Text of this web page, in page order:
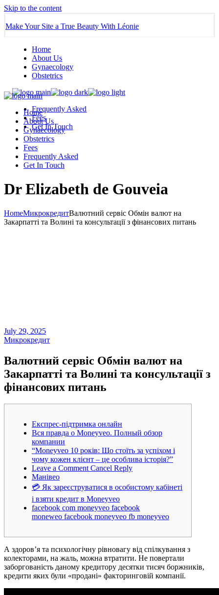
Skip to the content
Make Your Site a True Beauty With Léonie
Home
About Us
Gynaecology
Obstetrics
Frequently Asked
Fees
Get In Touch
Home
About Us
Gynaecology
Obstetrics
Fees
Frequently Asked
Get In Touch
Dr Elizabeth de Gouveia
HomeМикрокредитВалютний сервіс Обмін валют на
Закарпатті та Волині та консультації з фінансових питань
July 29, 2025
Микрокредит
Валютний сервіс Обмін валют на
Закарпатті та Волині та консультації з
фінансових питань
Експрес-підтримка онлайн
Вся правда о Moneyveo. Полный обзор
компании
“Moneyveo 10 років: Що стоїть за успіхом і
чому кожен клієнт – це особлива історія?”
Leave a Comment Cancel Reply
Манівео
💳 Як зареєструватися в особистому кабінеті
і взяти кредит в Moneyveo
facebook com moneyveo facebook
moneweo facebook moneyveo fb moneyveo
А здоров’я та психологічну рівновагу від спілкування з
колекторами, на жаль, можна втратити. Не повертали
заборгованість даному кредитору десятки тисяч боржників,
кредити яких були «продані» факторинговій компанії.